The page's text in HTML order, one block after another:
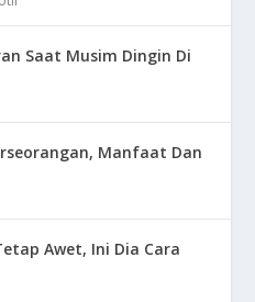
Saat Musim Dingin Di
Manfaat Dan
Awet, Ini Dia Cara